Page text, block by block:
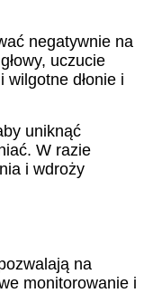
negatywnie na
uczucie
dłonie i
uniknąć
W razie
i wdroży
na
monitorowanie i